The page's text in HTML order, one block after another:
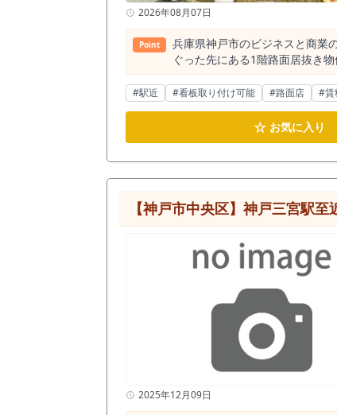
2026年08月07日
Point
兵庫県神戸市のビジネスと商業
ぐった先にある1階路面居抜き
ています。都市部の喧騒や車の
れた付加価値を生み出します。
店への心理的ハードルを自然に下げる効果が期待できます。 このプライベート
のです。地下鉄西神・山手線
阪急神戸三宮駅、そして約
ないという事実は、経営者様に
かして独自のメニューづくりに注
きる広さであるため、毎月の
べき大きな理由は、出店時の
金で引き継ぐことができる居
間が必要となります。 本物件
を、食材の仕入れや広告宣伝費 手元の運
象的なアーチを抜けた先にあ
きれません。「この私道沿い
でお確かめください。内見予約
#駅近 #看板取り付け可能 #路面店 #賃
☆ お気に入り
【神戸市中央区】神戸三宮駅
2025年12月09日